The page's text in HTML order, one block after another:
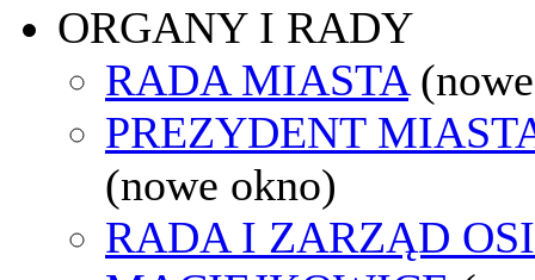
ORGANY I RADY
RADA MIASTA
PREZYDENT
(nowe okno)
RADA I ZARZĄD